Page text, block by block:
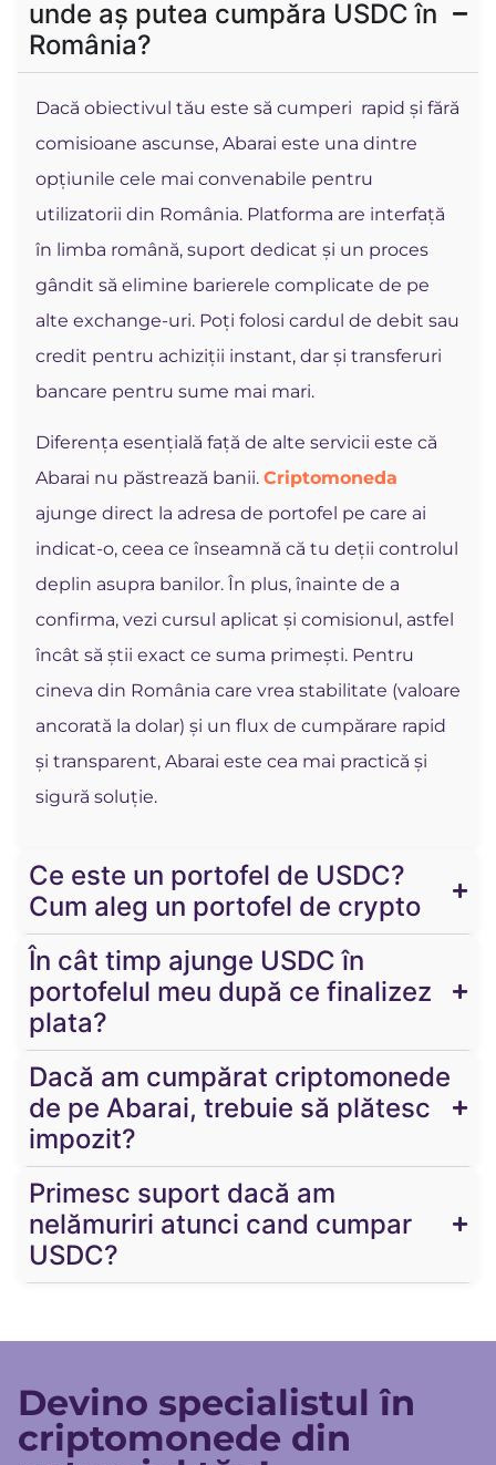
unde aș putea cumpăra USDC în
România?
Dacă obiectivul tău este să cumperi rapid și fără
comisioane ascunse, Abarai este una dintre
opțiunile cele mai convenabile pentru
utilizatorii din România. Platforma are interfață
în limba română, suport dedicat și un proces
gândit să elimine barierele complicate de pe
alte exchange-uri. Poți folosi cardul de debit sau
credit pentru achiziții instant, dar și transferuri
bancare pentru sume mai mari.
Diferența esențială față de alte servicii este că
Abarai nu păstrează banii. Criptomoneda
ajunge direct la adresa de portofel pe care ai
indicat-o, ceea ce înseamnă că tu deții controlul
deplin asupra banilor. În plus, înainte de a
confirma, vezi cursul aplicat și comisionul, astfel
încât să știi exact ce suma primești. Pentru
cineva din România care vrea stabilitate (valoare
ancorată la dolar) și un flux de cumpărare rapid
și transparent, Abarai este cea mai practică și
sigură soluție.
Ce este un portofel de USDC?
Cum aleg un portofel de crypto
În cât timp ajunge USDC în
portofelul meu după ce finalizez
plata?
Dacă am cumpărat criptomonede
de pe Abarai, trebuie să plătesc
impozit?
Primesc suport dacă am
nelămuriri atunci cand cumpar
USDC?
Devino specialistul în
criptomonede din